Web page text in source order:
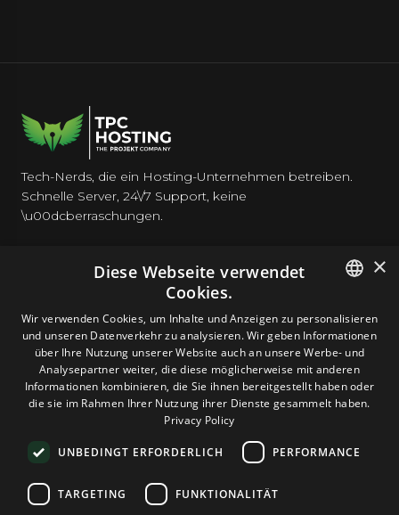
Tech-Nerds, die ein Hosting-Unternehmen betreiben.
Schnelle Server, 24\/7 Support, keine
\u00dcberraschungen.
HOSTING
DOMAINS & E-MAIL
TOOLS & SICHERHEIT
UNTERNEHMEN
ENGLISH
ROMANIAN
×
Diese Webseite verwendet
Cookies.
Wir verwenden Cookies, um Inhalte und Anzeigen zu personalisieren
und unseren Datenverkehr zu analysieren. Wir geben Informationen
über Ihre Nutzung unserer Website auch an unsere Werbe- und
Analysepartner weiter, die diese möglicherweise mit anderen
Informationen kombinieren, die Sie ihnen bereitgestellt haben oder
die sie im Rahmen Ihrer Nutzung ihrer Dienste gesammelt haben.
Privacy Policy
UNBEDINGT ERFORDERLICH PERFORMANCE
TARGETING FUNKTIONALITÄT